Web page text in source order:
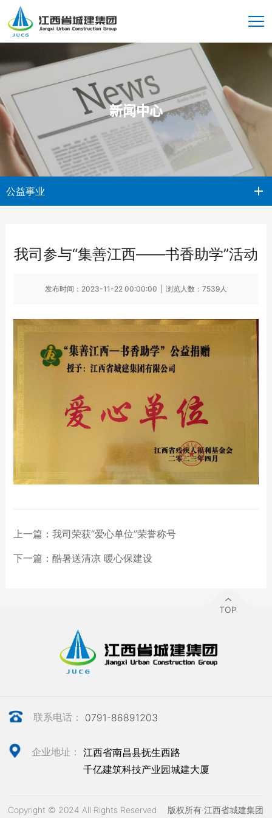
新闻中心
公益事业
我司参与“集善江西——书香助学”活动
发布时间：2023-11-22 00:00:00 浏览人数：7539人
上一篇： 我司荣获“爱心单位”荣誉称号
下一篇： 酷暑送清凉 暖心保建设
TOP
联系电话： 0791-86891203
企业地址：
江西省南昌县抚生西路
千亿建筑科技产业园城建大厦
Copyright © 2024 All Rights Reserved 版权所有·江西省城建集团